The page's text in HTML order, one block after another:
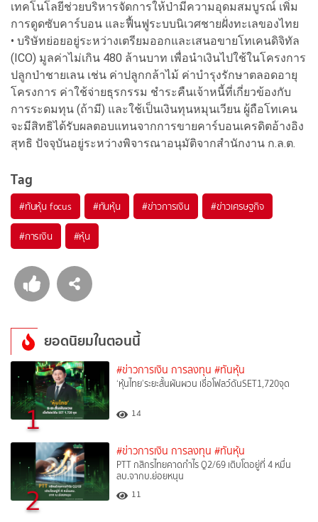
เทคโนโลยีช่วยบริหารจัดการให้ป่ามีความอุดมสมบูรณ์ เพิ่ม
การดูดซับคาร์บอน และฟื้นฟูระบบนิเวศชายฝั่งทะเลของไทย
• บริษัทย่อยอยู่ระหว่างเตรียมออกและเสนอขายโทเคนดิจิทัล
(ICO) มูลค่าไม่เกิน 480 ล้านบาท เพื่อนำเงินไปใช้ในโครงการ
ปลูกป่าชายเลน เช่น ค่าปลูกกล้าไม้ ค่าบำรุงรักษาตลอดอายุ
โครงการ ค่าใช้จ่ายธุรกรรม ชำระคืนเจ้าหนี้ที่เกี่ยวข้องกับ
การระดมทุน (ถ้ามี) และใช้เป็นเงินทุนหมุนเวียน ผู้ถือโทเคน
จะมีสิทธิได้รับผลตอบแทนจากการขายคาร์บอนเครดิตอ้างอิง
สุทธิ ปัจจุบันอยู่ระหว่างพิจารณาอนุมัติจากสำนักงาน ก.ล.ต.
Tag
#ทันหุ้น focus #ทันหุ้น #ข่าวการเงิน #ข่าวเศรษฐกิจ
#การเงิน #หุ้น
ยอดนิยมในตอนนี้
1
#ข่าวการเงิน การลงทุน #ทันหุ้น
‘หุ้นไทย’ระยะสั้นผันผวน เชื่อโฟลว์ดันSET1,720จุด
14
2
#ข่าวการเงิน การลงทุน #ทันหุ้น
PTT กสิกรไทยคาดกำไร Q2/69 เติบโตอยู่ที่ 4 หมื่น
ลบ.จากบ.ย่อยหนุน
11